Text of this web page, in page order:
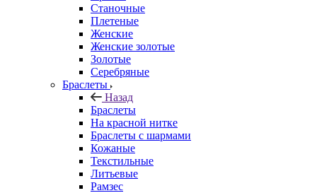
Станочные
Плетеные
Женские
Женские золотые
Золотые
Серебряные
Браслеты
Назад
Браслеты
На красной нитке
Браслеты с шармами
Кожаные
Текстильные
Литьевые
Рамзес